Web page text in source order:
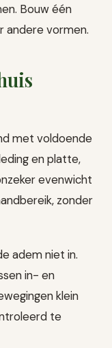
Bouw één
andere vormen.
met voldoende
en platte,
evenwicht
zonder
adem niet in.
in- en
klein
te